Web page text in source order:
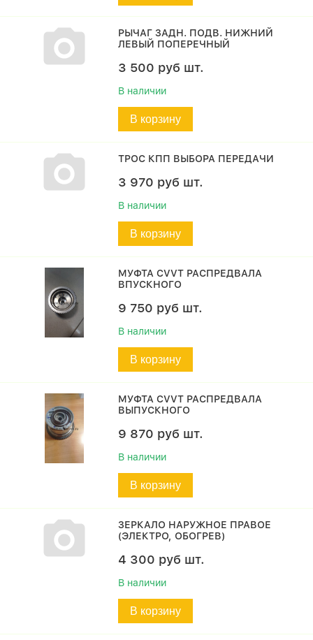
РЫЧАГ ЗАДН. ПОДВ. НИЖНИЙ
ЛЕВЫЙ ПОПЕРЕЧНЫЙ
3 500 руб шт.
В наличии
В корзину
ТРОС КПП ВЫБОРА ПЕРЕДАЧИ
3 970 руб шт.
В наличии
В корзину
МУФТА CVVT РАСПРЕДВАЛА
ВПУСКНОГО
9 750 руб шт.
В наличии
В корзину
МУФТА CVVT РАСПРЕДВАЛА
ВЫПУСКНОГО
9 870 руб шт.
В наличии
В корзину
ЗЕРКАЛО НАРУЖНОЕ ПРАВОЕ
(ЭЛЕКТРО, ОБОГРЕВ)
4 300 руб шт.
В наличии
В корзину